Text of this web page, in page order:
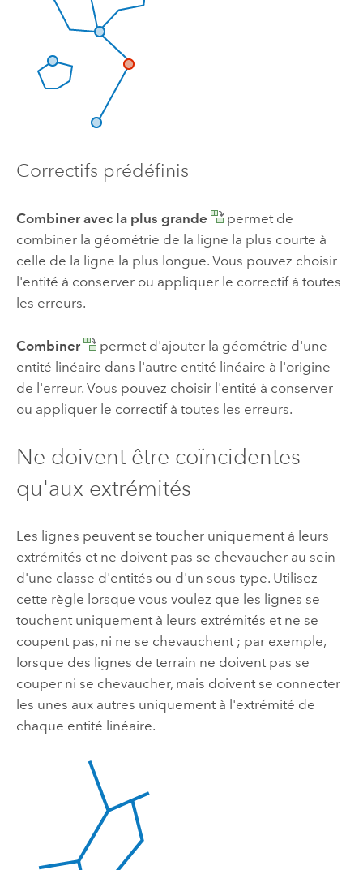
Correctifs prédéfinis
Combiner avec la plus grande
permet de
combiner la géométrie de la ligne la plus courte à
celle de la ligne la plus longue. Vous pouvez choisir
l'entité à conserver ou appliquer le correctif à toutes
les erreurs.
Combiner
permet d'ajouter la géométrie d'une
entité linéaire dans l'autre entité linéaire à l'origine
de l'erreur. Vous pouvez choisir l'entité à conserver
ou appliquer le correctif à toutes les erreurs.
Ne doivent être coïncidentes
qu'aux extrémités
Les lignes peuvent se toucher uniquement à leurs
extrémités et ne doivent pas se chevaucher au sein
d'une classe d'entités ou d'un sous-type. Utilisez
cette règle lorsque vous voulez que les lignes se
touchent uniquement à leurs extrémités et ne se
coupent pas, ni ne se chevauchent ; par exemple,
lorsque des lignes de terrain ne doivent pas se
couper ni se chevaucher, mais doivent se connecter
les unes aux autres uniquement à l'extrémité de
chaque entité linéaire.